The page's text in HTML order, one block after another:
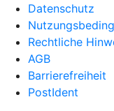
Datenschutz
Rechtliche
AGB
Barrierefreiheit
PostIdent